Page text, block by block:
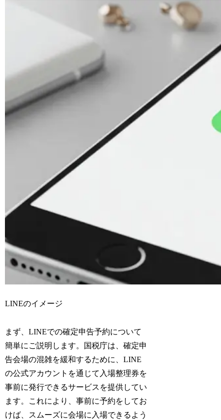
LINEのイメージ
まず、LINEでの確定申告予約について
簡単にご説明します。国税庁は、確定申
告会場の混雑を緩和するために、LINE
の公式アカウントを通じて入場整理券を
事前に発行できるサービスを提供してい
ます。これにより、事前に予約をしてお
けば、スムーズに会場に入場できるよう